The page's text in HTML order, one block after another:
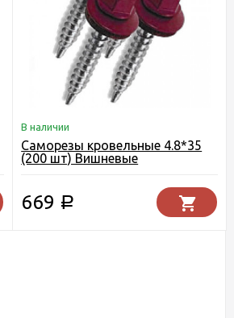
В наличии
Саморезы кровельные 4.8*35
(200 шт) Вишневые
669 Р